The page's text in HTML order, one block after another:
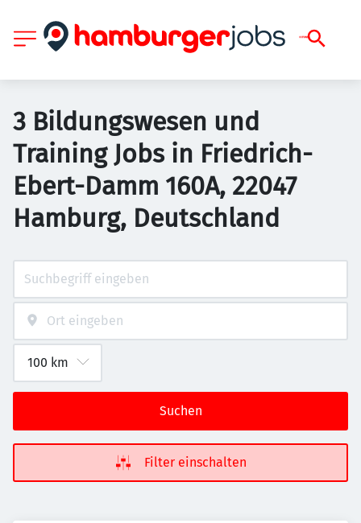
3 Bildungswesen und
Training Jobs in Friedrich-
Ebert-Damm 160A, 22047
Hamburg, Deutschland
Suchen
Filter einschalten